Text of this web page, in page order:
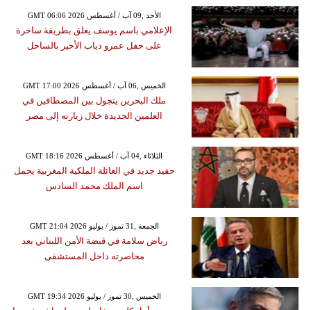
GMT 06:06 2026 الأحد ,09 آب / أغسطس
الإعلامي باسم يوسف يعلق بطريقة ساخرة
على حفل عمرو دياب الأخير بالساحل
GMT 17:00 2026 الخميس ,06 آب / أغسطس
ملك البحرين يتجول بين المصطافين في
العلمين الجديدة خلال زيارته إلى مصر
GMT 18:16 2026 الثلاثاء ,04 آب / أغسطس
حفيد جديد في العائلة الملكية المغربية يحمل
اسم الملك محمد السادس
GMT 21:04 2026 الجمعة ,31 تموز / يوليو
رياض سلامة في قبضة الأمن اللبناني بعد
محاصرته داخل المستشفى
GMT 19:34 2026 الخميس ,30 تموز / يوليو